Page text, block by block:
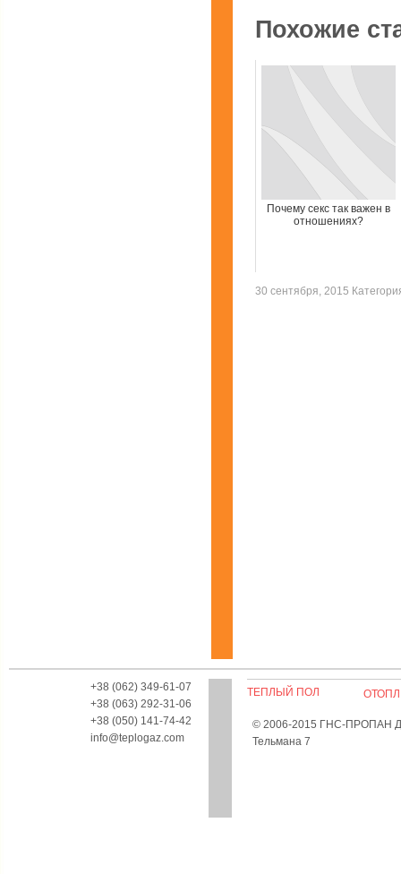
Похожие
Почему секс так важен в
отношениях?
30 сентября, 2015
+38 (062) 349-61-07
+38 (063) 292-31-06
+38 (050) 141-74-42
info@teplogaz.com
ТЕПЛЫЙ ПОЛ
© 2006-2015 ГНС-ПРОПАН
Тельмана 7